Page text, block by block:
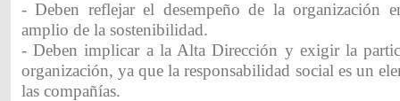
- Deben reflejar el desempeño de la organización
amplio de la sostenibilidad.
- Deben implicar a la Alta Dirección y exigir la
organización, ya que la responsabilidad social es un
las compañías.